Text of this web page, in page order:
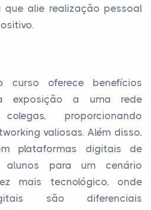
que alie realização pessoal
oferece benefícios
exposição a uma rede
proporcionando
valiosas. Além disso,
plataformas digitais de
alunos para um cenário
mais tecnológico, onde
são diferenciais